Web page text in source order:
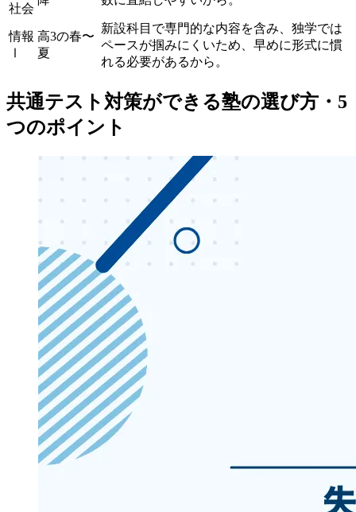
社会
情報
Ⅰ
高3の春〜
夏
新設科目で専門的な内容を含み、独学では
ペースが掴みにくいため、早めに形式に慣
れる必要があるから。
共通テスト対策ができる塾の選び方・5
つのポイント